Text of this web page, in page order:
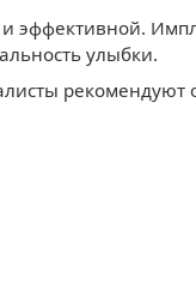
эффективной.
улыбки.